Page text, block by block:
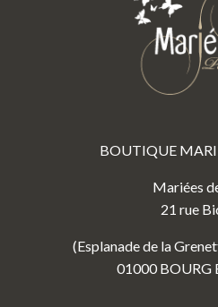
BOUTIQUE
Mariées
21 rue
(Esplanade de la
01000 BOURG